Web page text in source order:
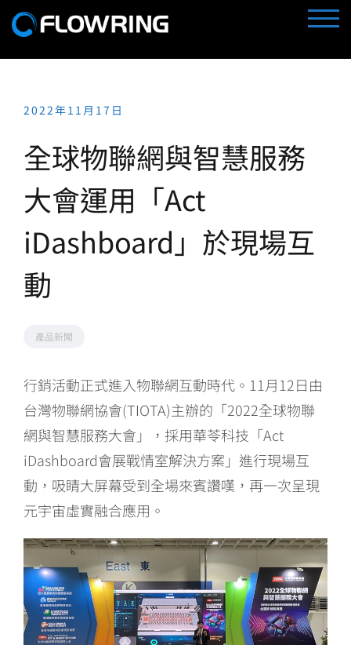
Skip
to
2022年11月17日
全球物聯網與智慧服務
大會運用「Act
iDashboard」於現場互
動
產品新聞
行銷活動正式進入物聯網互動時代。11月12日由
台灣物聯網協會(TIOTA)主辦的「2022全球物聯
網與智慧服務大會」，採用華苓科技「Act
iDashboard會展戰情室解決方案」進行現場互
動，吸睛大屏幕受到全場來賓讚嘆，再一次呈現
元宇宙虛實融合應用。